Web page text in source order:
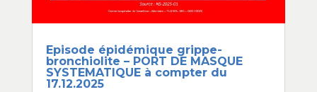
Episode épidémique grippe-
bronchiolite – PORT DE MASQUE
SYSTEMATIQUE à compter du
17.12.2025